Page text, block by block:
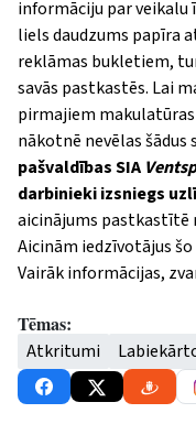
informāciju par veikalu
liels daudzums papīra
reklāmas bukletiem,
savās pastkastēs. Lai
pirmajiem
nākotnē nevēlas
pašvaldības SIA
darbinieki izsniegs
aicinājums pastkastītē
Aicinām iedzīvotājus
Vairāk informācijas,
Tēmas:
Atkritumi